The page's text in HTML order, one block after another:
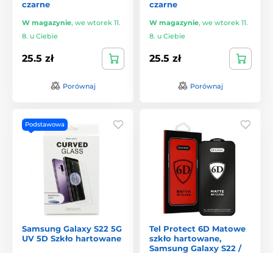
czarne
W magazynie, we wtorek 11.
8. u Ciebie
25.5 zł
Porównaj
czarne
W magazynie, we wtorek 11.
8. u Ciebie
25.5 zł
Porównaj
Podstawowa
Samsung Galaxy S22 5G
UV 5D Szkło hartowane
Tel Protect 6D Matowe
szkło hartowane,
Samsung Galaxy S22 /